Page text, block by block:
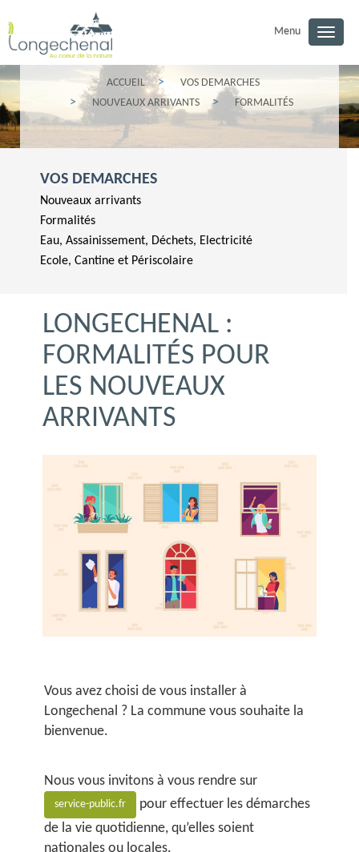
Menu
ACCUEIL
VOS DEMARCHES
NOUVEAUX ARRIVANTS
FORMALITÉS
VOS DEMARCHES
Nouveaux arrivants
Formalités
Eau, Assainissement, Déchets, Electricité
Ecole, Cantine et Périscolaire
LONGECHENAL :
FORMALITÉS POUR
LES NOUVEAUX
ARRIVANTS
Vous avez choisi de vous installer à
Longechenal ? La commune vous souhaite la
bienvenue.
Nous vous invitons à vous rendre sur
service-public.fr
pour effectuer les démarches
de la vie quotidienne, qu’elles soient
nationales ou locales.